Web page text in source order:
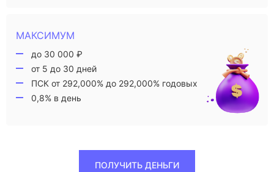
МАКСИМУМ
до 30 000 ₽
от 5 до 30 дней
ПСК от 292,000% до 292,000% годовых
0,8% в день
ПОЛУЧИТЬ ДЕНЬГИ